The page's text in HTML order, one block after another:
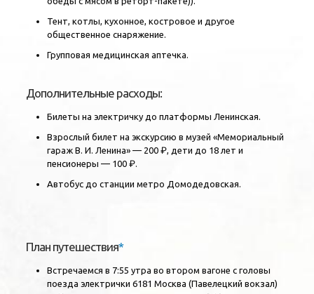
Тент, котлы, кухонное, костровое и другое
общественное снаряжение.
Групповая медицинская аптечка.
Дополнительные расходы:
Билеты на электричку до платформы Ленинская.
Взрослый билет на экскурсию в музей «Мемориальный
гараж В. И. Ленина» — 200 ₽, дети до 18 лет и
пенсионеры — 100 ₽.
Автобус до станции метро Домодедовская.
План путешествия*
Встречаемся в 7:55 утра во втором вагоне с головы
поезда электрички 6181 Москва (Павелецкий вокзал)